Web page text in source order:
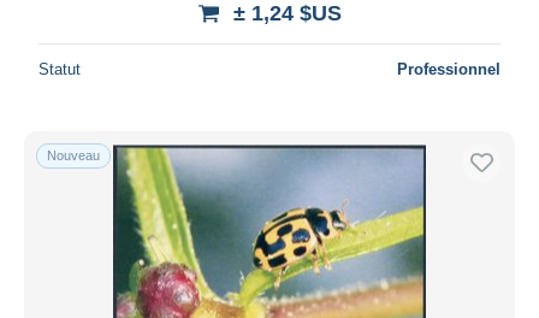
± 1,24 $US
Statut Professionnel
Nouveau